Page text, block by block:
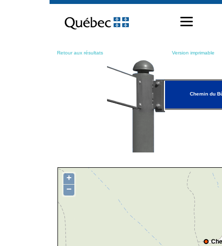
contenu
Retour aux résultats Version imprimable
Chemin du
+
−